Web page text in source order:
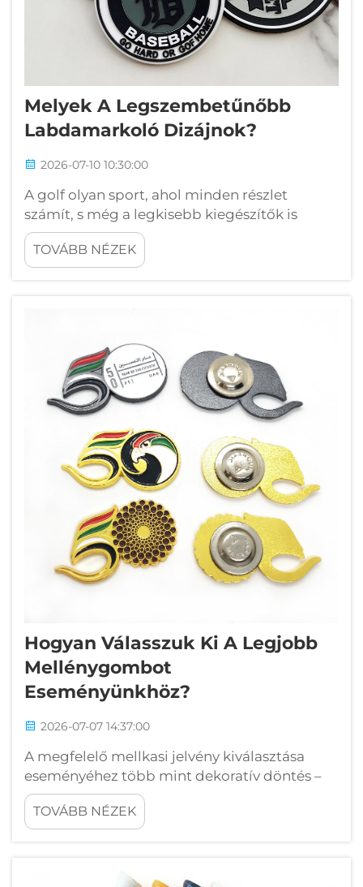
Melyek A Legszembetűnőbb
Labdamarkoló Dizájnok?
2026-07-10 10:30:00
A golf olyan sport, ahol minden részlet
számít, s még a legkisebb kiegészítők is
jelentős hatással lehetnek az egész pályán
szerzett élményre. Ezek között a kiegészítők
között a labdamarkolók tervei egyszerű,
szofisztikált, stílusos elemekké…
TOVÁBB NÉZEK
Hogyan Válasszuk Ki A Legjobb
Mellénygombot
Eseményünkhöz?
2026-07-07 14:37:00
A megfelelő mellkasi jelvény kiválasztása
eseményéhez több mint dekoratív döntés –
ez egy nyilatkozat márkájáról, szervezetéről
és az élményről, amelyet létrehozni kíván.
Akár vállalati konferenciát, akár jótékonysági
TOVÁBB NÉZEK